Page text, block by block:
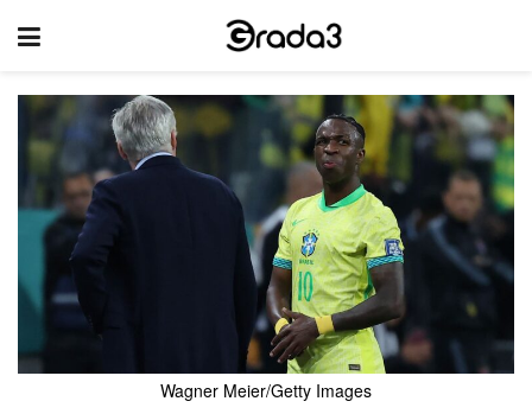
Wagner Meier/Getty Images